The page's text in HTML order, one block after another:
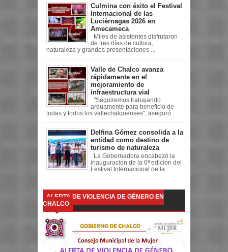
Culmina con éxito el Festival
Internacional de las
Luciérnagas 2026 en
Amecameca
Miles de asistentes disfrutaron
de tres días de cultura,
naturaleza y grandes presentaciones ...
Valle de Chalco avanza
rápidamente en el
mejoramiento de
infraestructura vial
"Seguiremos trabajando
arduamente para beneficio de
todas y todos los vallechalquenses", aseguró ...
Delfina Gómez consolida a la
entidad como destino de
turismo de naturaleza
La Gobernadora encabezó la
inauguración de la 6ª edición del
Festival Internacional de la ...
ALERTA DE VIOLENCIA DE GÉNERO EN
CHALCO